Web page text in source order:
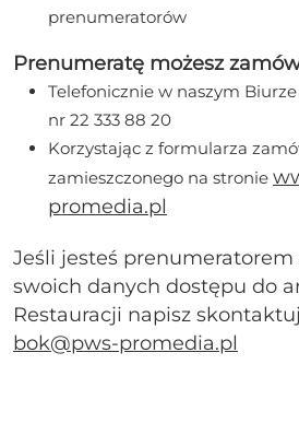
prenumeratorów
Prenumeratę możesz
Telefonicznie w naszym
nr 22 333 88 20
Korzystając z formularza
zamieszczonego na stronie
promedia.pl
Jeśli jesteś prenumeratorem
swoich danych dostępu do
Restauracji napisz
bok@pws-promedia.pl